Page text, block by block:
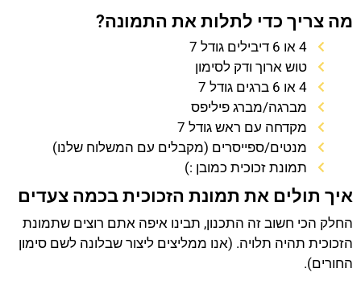
מה צריך כדי לתלות את התמונה?
4 או 6 דיבילים גודל 7
טוש ארוך ודק לסימון
4 או 6 ברגים גודל 7
מברגה/מברג פיליפס
מקדחה עם ראש גודל 7
מנטים/ספייסרים (מקבלים עם המשלוח שלנו)
תמונת זכוכית כמובן :)
איך תולים את תמונת הזכוכית בכמה צעדים
החלק הכי חשוב זה התכנון, תבינו איפה אתם רוצים שתמונת
הזכוכית תהיה תלויה. (אנו ממליצים ליצור שבלונה לשם סימון
החורים).